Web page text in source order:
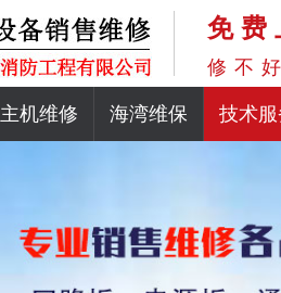
免费
修不
主机维修 海湾维保 技术服